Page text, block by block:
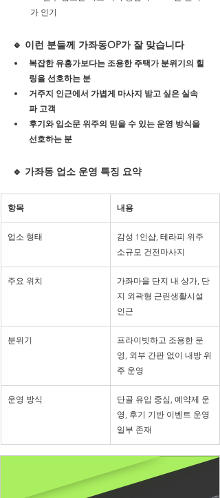
가 인기
🔹 이런 분들께 가좌동OP가 잘 맞습니다
복잡한 유흥가보다는 조용한 주택가 분위기의 힐
링을 선호하는 분
거주지 인근에서 가볍게 마사지 받고 싶은 실속
파 고객
후기와 입소문 위주의 믿을 수 있는 운영 방식을
선호하는 분
🔹 가좌동 업소 운영 특징 요약
항목 내용
업소 형태
감성 1인샵, 테라피 위주
소규모 건전마사지
주요 위치
가좌마을 단지 내 상가, 단
지 외곽형 근린생활시설
인근
분위기
프라이빗하고 조용한 운
영, 외부 간판 없이 내방 위
주 운영
운영 방식
단골 유입 중심, 예약제 운
영, 후기 기반 이벤트 운영
일부 존재